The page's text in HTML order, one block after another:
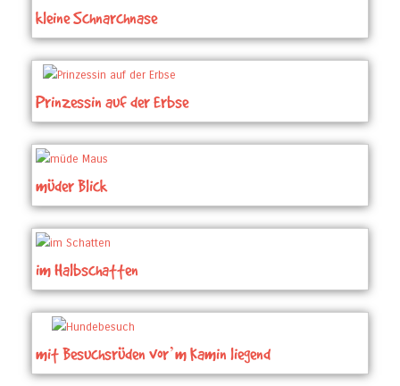
kleine Schnarchnase
Prinzessin auf der Erbse
müder Blick
im Halbschatten
mit Besuchsrüden vor’m Kamin liegend